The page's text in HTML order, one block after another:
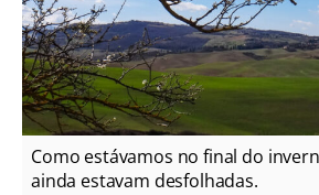
Como estávamos no final do
ainda estavam desfolhadas.